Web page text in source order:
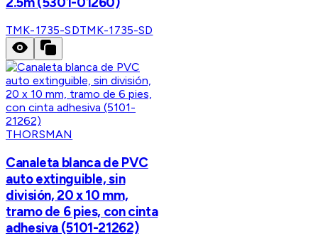
TMK-1735-SDTMK-1735-SD
THORSMAN
Canaleta blanca de PVC
auto extinguible, sin
división, 20 x 10 mm,
tramo de 6 pies, con cinta
adhesiva (5101-21262)